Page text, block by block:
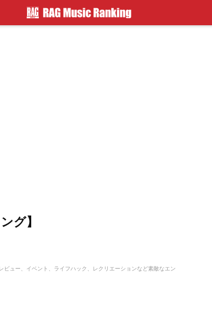
グ】
ュー、イベント、ライフハック、レクリエーションなど素敵なエン